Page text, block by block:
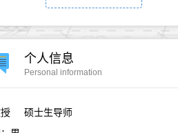
个人信息
Personal information
授
硕士生导师